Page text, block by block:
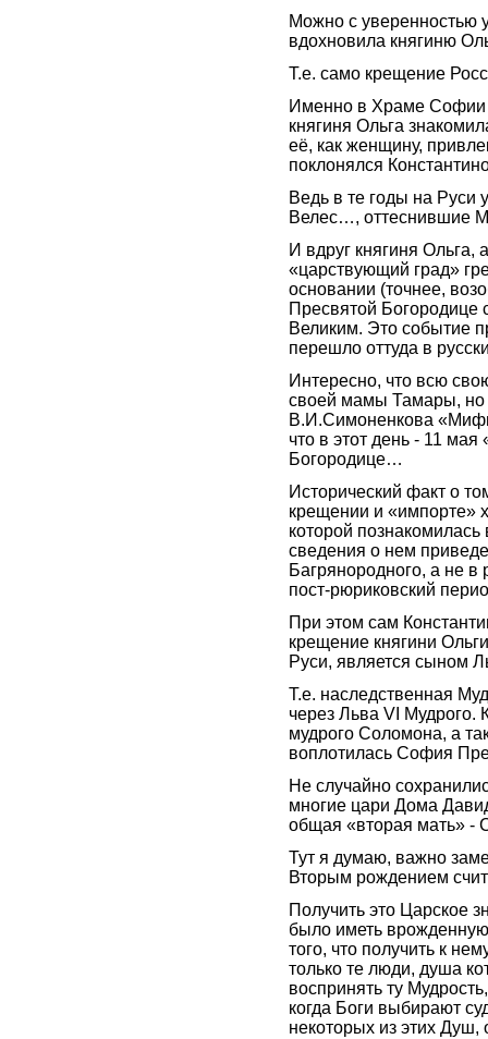
Можно с уверенностью
вдохновила княгиню
Т.е. само крещение
Именно в Храме Софии
княгиня Ольга
её, как женщину,
поклонялся
Ведь в те годы на
Велес…, оттеснившие
И вдруг княгиня Ольга,
«царствующий град»
основании (точнее,
Пресвятой Богородице
Великим. Это событие
перешло оттуда в
Интересно, что всю
своей мамы Тамары, но
В.И.Симоненкова
что в этот день - 11
Богородице…
Исторический факт о
крещении и «импорте»
которой познакомилась
сведения о нем
Багрянородного, а не в
пост-рюриковский
При этом сам
крещение княгини
Руси, является сыном
Т.е. наследственная
через Льва VI Мудрого.
мудрого Соломона, а
воплотилась София
Не случайно
многие цари Дома
общая «вторая мать» -
Тут я думаю, важно
Вторым рождением
Получить это Царское
было иметь
того, что получить к
только те люди, душа
воспринять ту
когда Боги выбирают
некоторых из этих Душ,